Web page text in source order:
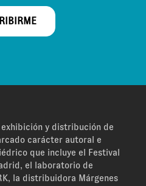
exhibición y distribución de
carácter autoral e
que incluye el Festival
el laboratorio de
la distribuidora Márgenes